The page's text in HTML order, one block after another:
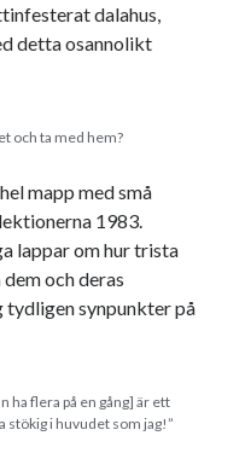
dalahus,
detta osannolikt
och ta med hem?
mapp med små
1983.
lappar om hur trista
och deras
tydligen synpunkter på
ha flera på en gång] är ett
stökig i huvudet som jag!”